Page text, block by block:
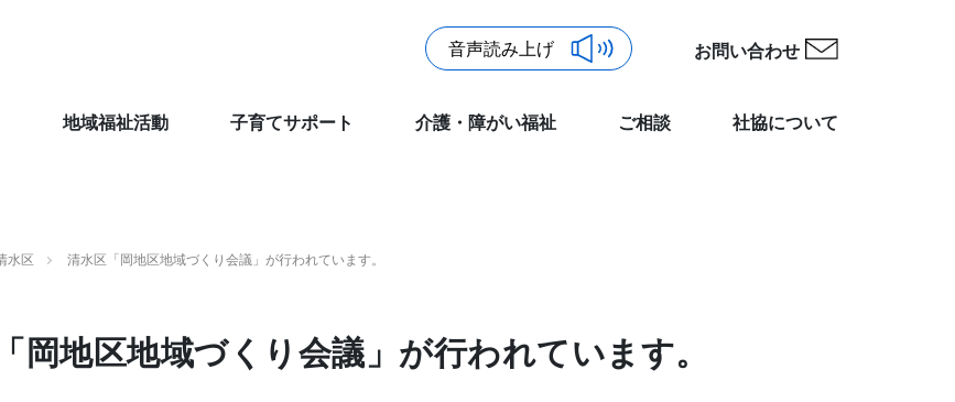
お問い合わせ
地域福祉活動 子育てサポート 介護・障がい福祉 ご相談 社協について
水区 清水区「岡地区地域づくり会議」が行われています。
岡地区地域づくり会議」が行われています。